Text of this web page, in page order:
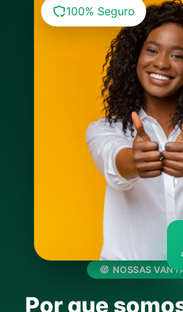
100% Seguro
NOSSAS
Por que